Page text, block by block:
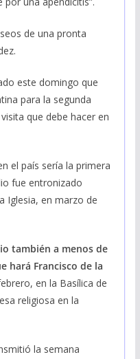
de una pronta
este domingo que
para la segunda
que debe hacer en
el país sería la primera
fue entronizado
Iglesia, en marzo de
también a menos de
hará Francisco de la
en la Basílica de
religiosa en la
la semana